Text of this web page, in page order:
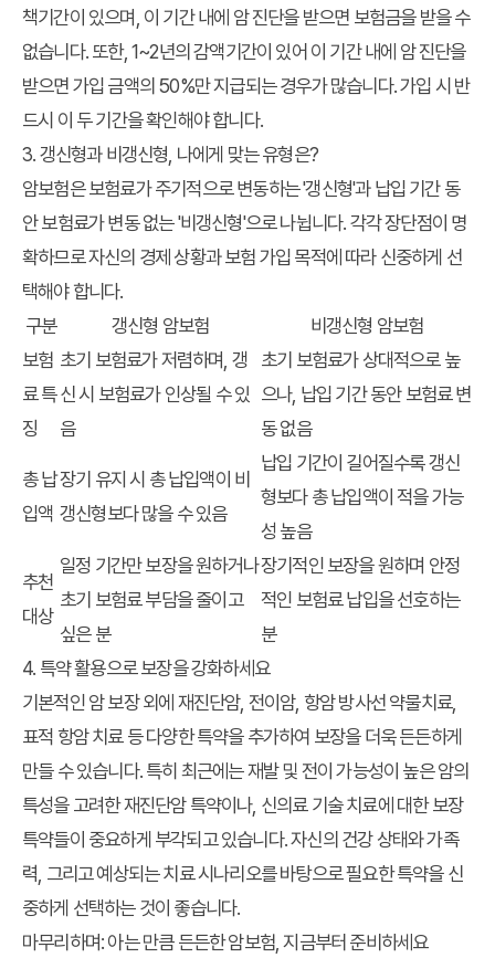
책기간이 있으며, 이 기간 내에 암 진단을 받으면 보험금을 받을 수
없습니다. 또한, 1~2년의 감액기간이 있어 이 기간 내에 암 진단을
받으면 가입 금액의 50%만 지급되는 경우가 많습니다. 가입 시 반
드시 이 두 기간을 확인해야 합니다.
3. 갱신형과 비갱신형, 나에게 맞는 유형은?
암보험은 보험료가 주기적으로 변동하는 '갱신형'과 납입 기간 동
안 보험료가 변동 없는 '비갱신형'으로 나뉩니다. 각각 장단점이 명
확하므로 자신의 경제 상황과 보험 가입 목적에 따라 신중하게 선
택해야 합니다.
구분
갱신형 암보험
비갱신형 암보험
보험
료 특
징
초기 보험료가 저렴하며, 갱
신 시 보험료가 인상될 수 있
음
초기 보험료가 상대적으로 높
으나, 납입 기간 동안 보험료 변
동 없음
총 납
입액
장기 유지 시 총 납입액이 비
갱신형보다 많을 수 있음
납입 기간이 길어질수록 갱신
형보다 총 납입액이 적을 가능
성 높음
추천
대상
일정 기간만 보장을 원하거나
초기 보험료 부담을 줄이고
싶은 분
장기적인 보장을 원하며 안정
적인 보험료 납입을 선호하는
분
4. 특약 활용으로 보장을 강화하세요
기본적인 암 보장 외에 재진단암, 전이암, 항암 방사선 약물치료,
표적 항암 치료 등 다양한 특약을 추가하여 보장을 더욱 든든하게
만들 수 있습니다. 특히 최근에는 재발 및 전이 가능성이 높은 암의
특성을 고려한 재진단암 특약이나, 신의료 기술 치료에 대한 보장
특약들이 중요하게 부각되고 있습니다. 자신의 건강 상태와 가족
력, 그리고 예상되는 치료 시나리오를 바탕으로 필요한 특약을 신
중하게 선택하는 것이 좋습니다.
마무리하며: 아는 만큼 든든한 암보험, 지금부터 준비하세요